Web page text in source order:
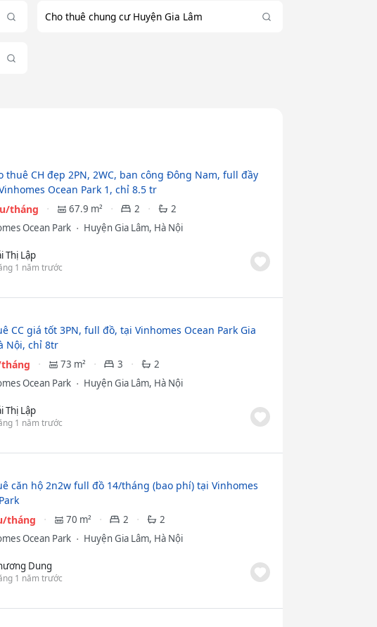
Cho thuê chung cư Huyện Gia Lâm
thuê CH đẹp 2PN, 2WC, ban công Đông Nam, full đầy
Ocean Park 1, chỉ 8.5 tr
tháng
67.9 m² 2
2
Ocean Park
Huyện Gia Lâm, Hà Nội
Thị Lập
1 năm trước
CC giá tốt 3PN, full đồ, tại Vinhomes Ocean Park Gia
Nội, chỉ 8tr
73 m² 3
2
Ocean Park
Huyện Gia Lâm, Hà Nội
Thị Lập
1 năm trước
căn hộ 2n2w full đồ 14/tháng (bao phí) tại Vinhomes
tháng
70 m² 2
2
Ocean Park
Huyện Gia Lâm, Hà Nội
Dung
1 năm trước